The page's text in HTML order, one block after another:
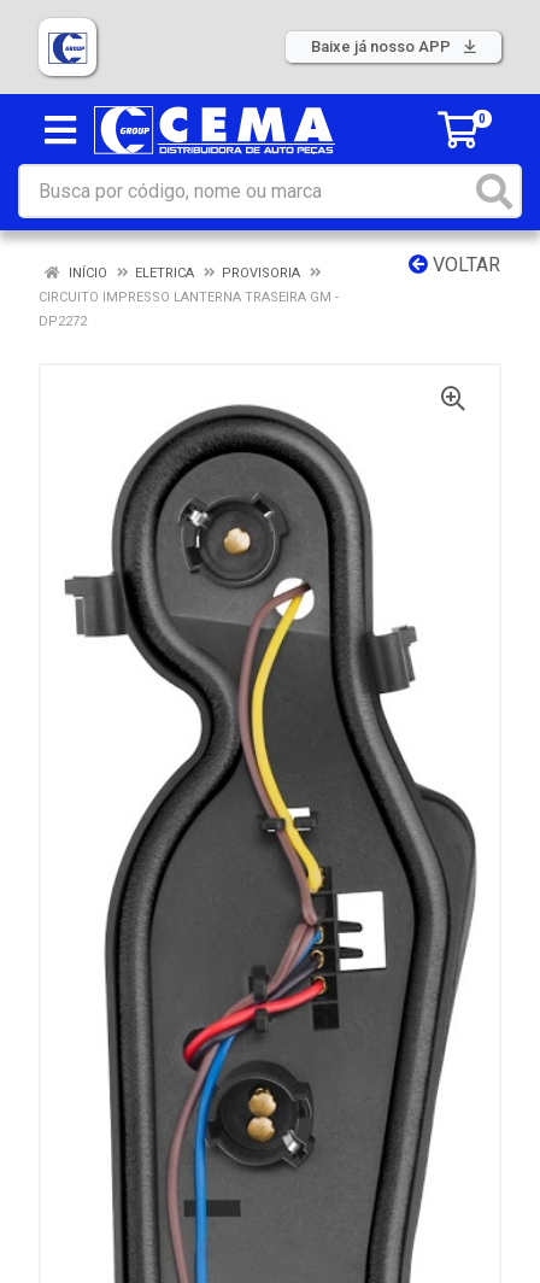
Baixe já nosso APP
0
VOLTAR
INÍCIO ELETRICA
PROVISORIA
CIRCUITO IMPRESSO LANTERNA TRASEIRA GM -
DP2272